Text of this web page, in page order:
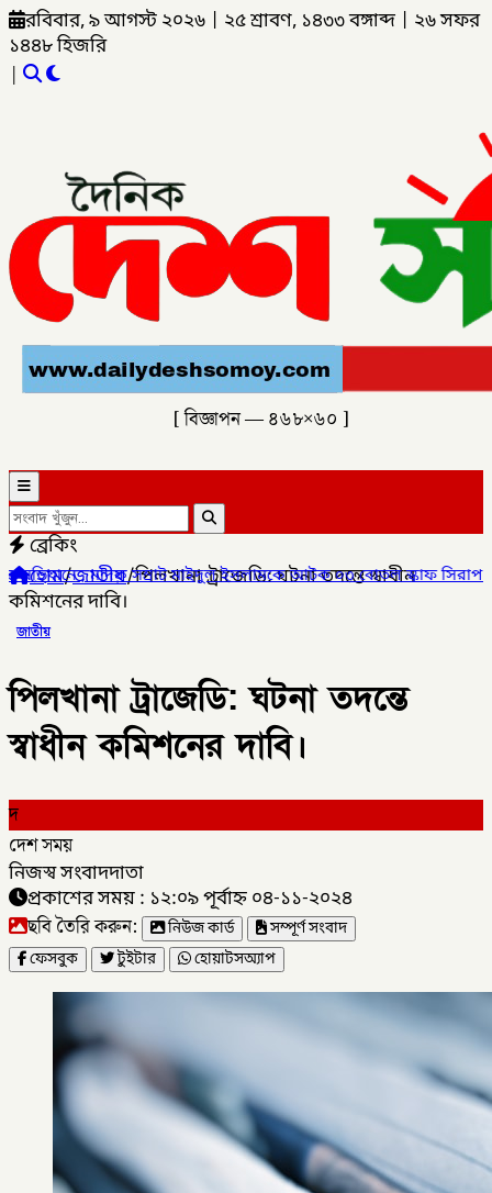
রবিবার, ৯ আগস্ট ২০২৬ ২৫ শ্রাবণ, ১৪৩৩ বঙ্গাব্দ
২৬ সফর
১৪৪৮ হিজরি
|
[ বিজ্ঞাপন — ৪৬৮×৬০ ]
ব্রেকিং
সম্রাট মাইদুল ইসলামকে আটক ০৩ বোতল স্কাফ সিরাপ উদ্ধার,✦
হোম/জাতীয়/পিলখানা ট্রাজেডি: ঘটনা তদন্তে স্বাধীন
কমিশনের দাবি।
জাতীয়
পিলখানা ট্রাজেডি: ঘটনা তদন্তে
স্বাধীন কমিশনের দাবি।
দ
দেশ সময়
নিজস্ব সংবাদদাতা
প্রকাশের সময় : ১২:০৯ পূর্বাহ্ন ০৪-১১-২০২৪
ছবি তৈরি করুন: নিউজ কার্ড
সম্পূর্ণ সংবাদ
ফেসবুক
টুইটার হোয়াটসঅ্যাপ